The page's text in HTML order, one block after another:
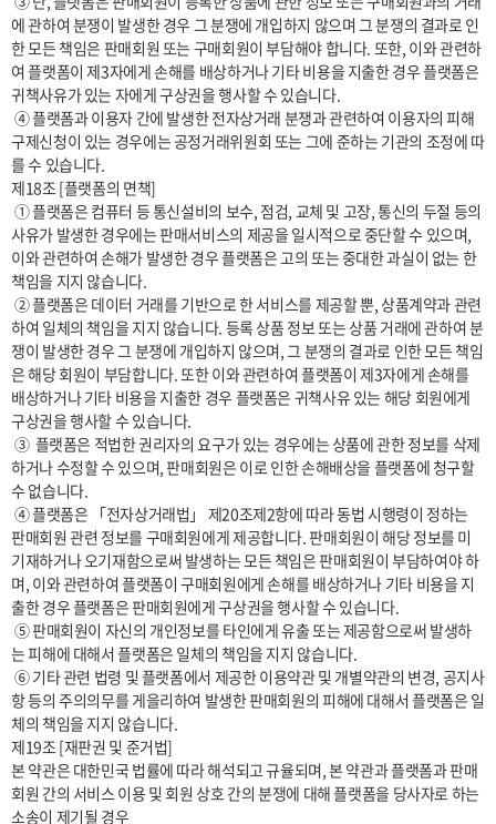
에 관하여 분쟁이 발생한 경우 그 분쟁에 개입하지 않으며 그 분쟁의 결과로 인
한 모든 책임은 판매회원 또는 구매회원이 부담해야 합니다. 또한, 이와 관련하
여 플랫폼이 제3자에게 손해를 배상하거나 기타 비용을 지출한 경우 플랫폼은
귀책사유가 있는 자에게 구상권을 행사할 수 있습니다.
구제신청이 있는 경우에는 공정거래위원회 또는 그에 준하는 기관의 조정에 따
를 수 있습니다.
제18조 [플랫폼의 면책]
사유가 발생한 경우에는 판매서비스의 제공을 일시적으로 중단할 수 있으며,
이와 관련하여 손해가 발생한 경우 플랫폼은 고의 또는 중대한 과실이 없는 한
책임을 지지 않습니다.
하여 일체의 책임을 지지 않습니다. 등록 상품 정보 또는 상품 거래에 관하여 분
쟁이 발생한 경우 그 분쟁에 개입하지 않으며, 그 분쟁의 결과로 인한 모든 책임
은 해당 회원이 부담합니다. 또한 이와 관련하여 플랫폼이 제3자에게 손해를
배상하거나 기타 비용을 지출한 경우 플랫폼은 귀책사유 있는 해당 회원에게
구상권을 행사할 수 있습니다.
하거나 수정할 수 있으며, 판매회원은 이로 인한 손해배상을 플랫폼에 청구할
수 없습니다.
판매회원 관련 정보를 구매회원에게 제공합니다. 판매회원이 해당 정보를 미
기재하거나 오기재함으로써 발생하는 모든 책임은 판매회원이 부담하여야 하
며, 이와 관련하여 플랫폼이 구매회원에게 손해를 배상하거나 기타 비용을 지
출한 경우 플랫폼은 판매회원에게 구상권을 행사할 수 있습니다.
는 피해에 대해서 플랫폼은 일체의 책임을 지지 않습니다.
항 등의 주의의무를 게을리하여 발생한 판매회원의 피해에 대해서 플랫폼은 일
체의 책임을 지지 않습니다.
제19조 [재판권 및 준거법]
본 약관은 대한민국 법률에 따라 해석되고 규율되며, 본 약관과 플랫폼과 판매
회원 간의 서비스 이용 및 회원 상호 간의 분쟁에 대해 플랫폼을 당사자로 하는
소송이 제기될 경우